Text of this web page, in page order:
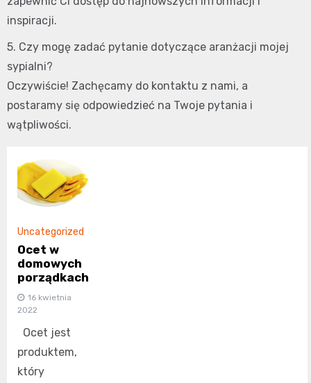
inspiracji.
5. Czy mogę zadać pytanie dotyczące aranżacji mojej
sypialni?
Oczywiście! Zachęcamy do kontaktu z nami, a
postaramy się odpowiedzieć na Twoje pytania i
wątpliwości.
Uncategorized
Ocet w
domowych
porządkach
16 kwietnia
2022
Ocet jest
produktem,
który